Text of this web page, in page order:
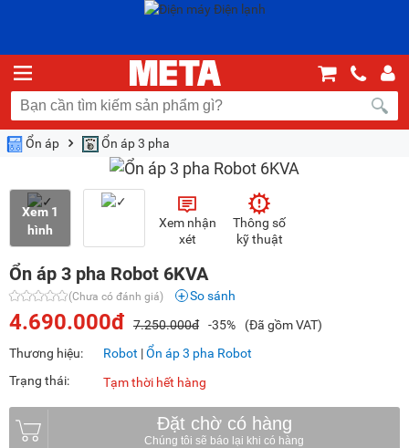
Ổn áp Ổn áp 3 pha
Xem 1
hình
Xem nhận
xét
Thông số
kỹ thuật
Ổn áp 3 pha Robot 6KVA
(Chưa có đánh giá) So sánh
4.690.000đ 7.250.000đ -35%
(Đã gồm VAT)
Thương hiệu:
Robot |Ổn áp 3 pha Robot
Trạng thái:
Tạm thời hết hàng
Đặt chờ có hàng